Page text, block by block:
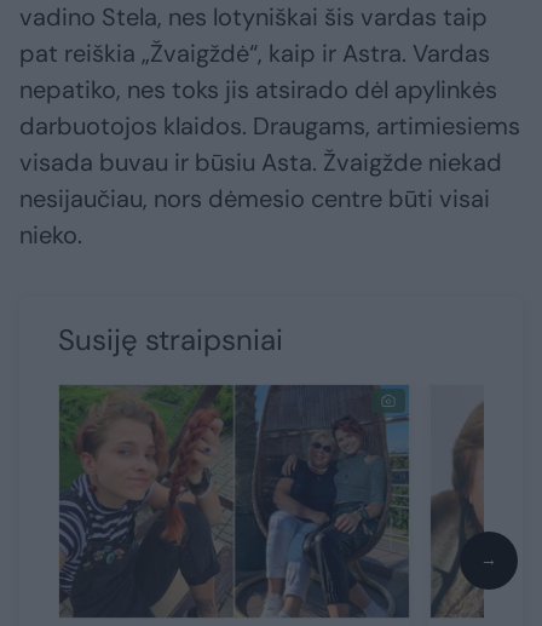
vadino Stela, nes lotyniškai šis vardas taip
pat reiškia „Žvaigždė“, kaip ir Astra. Vardas
nepatiko, nes toks jis atsirado dėl apylinkės
darbuotojos klaidos. Draugams, artimiesiems
visada buvau ir būsiu Asta. Žvaigžde niekad
nesijaučiau, nors dėmesio centre būti visai
nieko.
Susiję straipsniai
→